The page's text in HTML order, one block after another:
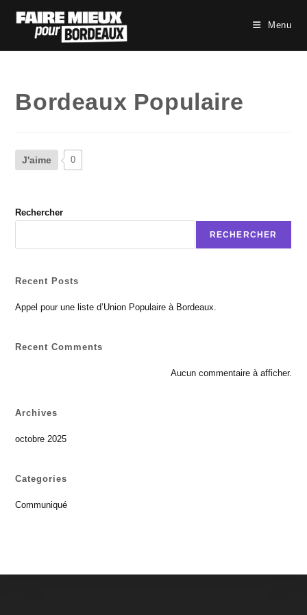
Menu
Bordeaux Populaire
J'aime 0
Rechercher
RECHERCHER
Recent Posts
Appel pour une liste d’Union Populaire à Bordeaux.
Recent Comments
Aucun commentaire à afficher.
Archives
octobre 2025
Categories
Communiqué